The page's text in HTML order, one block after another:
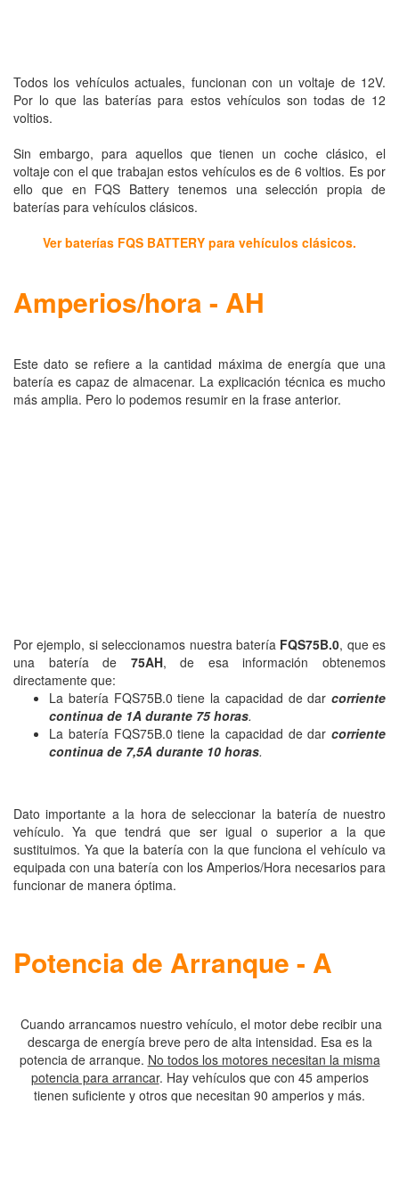
Todos los vehículos actuales, funcionan con un voltaje de 12V.
Por lo que las baterías para estos vehículos son todas de 12
voltios.
Sin embargo, para aquellos que tienen uncoche clásico, el
voltaje con el que trabajan estos vehículos es de 6 voltios. Es por
ello que en FQS Battery tenemos una selección propia de
baterías para vehículos clásicos.
Ver baterías FQS BATTERY para vehículos clásicos.
Amperios/hora - AH
Este dato se refiere a la cantidad máxima de energía que una
batería es capaz de almacenar. La explicación técnica es mucho
más amplia. Pero lo podemos resumir en la frase anterior.
Por ejemplo, si seleccionamos nuestra batería FQS75B.0, que es
una batería de 75AH, de esa información obtenemos
directamente que:
La batería FQS75B.0 tiene la capacidad de dar corriente
continua de 1A durante 75 horas.
La batería FQS75B.0 tiene la capacidad de dar corriente
continua de 7,5A durante 10 horas.
Dato importante a la hora de seleccionar la batería de nuestro
vehículo. Ya que tendrá que ser igual o superior a la que
sustituimos. Ya que la batería con la que funciona el vehículo va
equipada con una batería con los Amperios/Hora necesarios para
funcionar de manera óptima.
Potencia de Arranque - A
Cuando arrancamos nuestro vehículo, el motor debe recibir una
descarga de energía breve pero de alta intensidad. Esa es la
potencia de arranque. No todos los motores necesitan la misma
potencia para arrancar. Hay vehículos que con 45 amperios
tienen suficiente y otros que necesitan 90 amperios y más.